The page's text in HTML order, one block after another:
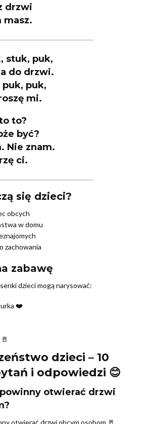
drzwi
masz.
stuk, puk,
do drzwi.
puk, puk,
mi.
to?
być?
Nie znam.
ci.
się dzieci?
obcych
w domu
zachowania
zabawę
dzieci mogą narysować:
❤️
dzieci – 10
i odpowiedzi 😊
powinny otwierać drzwi
otwierać drzwi obcym osobom 🚪